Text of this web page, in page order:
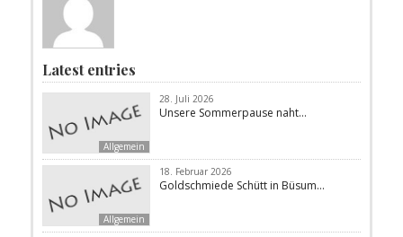
Latest entries
Allgemein
28. Juli 2026
Unsere Sommerpause naht…
Allgemein
18. Februar 2026
Goldschmiede Schütt in Büsum…